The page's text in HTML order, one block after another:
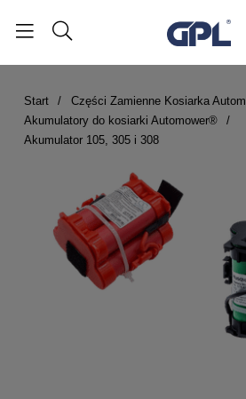
Start
Części Zamienne Kosiarka
Akumulatory do kosiarki Automower®
Akumulator 105, 305 i 308